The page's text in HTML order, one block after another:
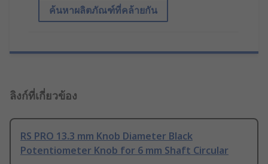
ค้นหาผลิตภัณฑ์ที่คล้ายกัน
ลิงก์ที่เกี่ยวข้อง
RS PRO 13.3 mm Knob Diameter Black
Potentiometer Knob for 6 mm Shaft Circular